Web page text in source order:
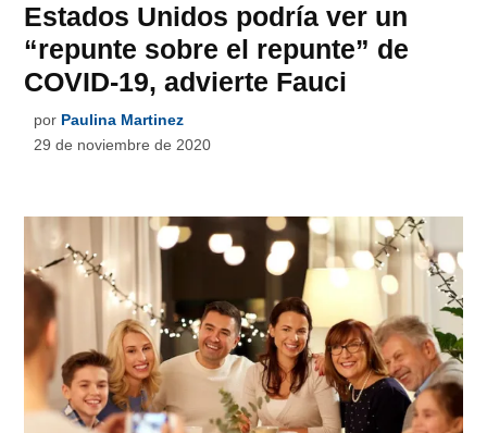
Estados Unidos podría ver un
“repunte sobre el repunte” de
COVID-19, advierte Fauci
por Paulina Martinez
29 de noviembre de 2020